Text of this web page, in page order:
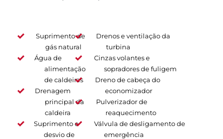
Suprimento de
gás natural
Água de
alimentação
de caldeiras
Drenagem
principal da
caldeira
Suprimento e
desvio de
Drenos e ventilação da
turbina
Cinzas volantes e
sopradores de fuligem
Dreno de cabeça do
economizador
Pulverizador de
reaquecimento
Válvula de desligamento de
emergência